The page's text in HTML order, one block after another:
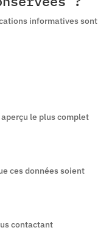
informatives sont
le plus complet
ces données soient
contactant